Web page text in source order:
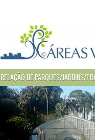
RELAÇÃO DE PARQUES/JARDINS/